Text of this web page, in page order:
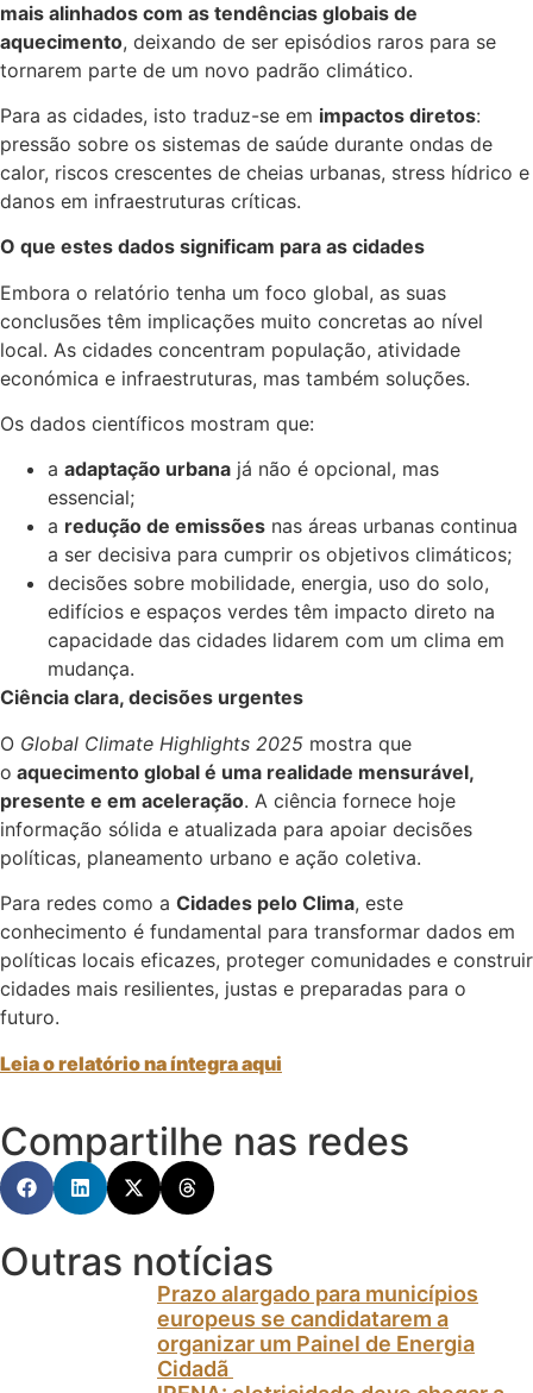
mais alinhados com as tendências globais de
aquecimento, deixando de ser episódios raros para se
tornarem parte de um novo padrão climático.
Para as cidades, isto traduz-se em impactos diretos:
pressão sobre os sistemas de saúde durante ondas de
calor, riscos crescentes de cheias urbanas, stress hídrico e
danos em infraestruturas críticas.
O que estes dados significam para as cidades
Embora o relatório tenha um foco global, as suas
conclusões têm implicações muito concretas ao nível
local. As cidades concentram população, atividade
económica e infraestruturas, mas também soluções.
Os dados científicos mostram que:
a adaptação urbana já não é opcional, mas
essencial;
a redução de emissões nas áreas urbanas continua
a ser decisiva para cumprir os objetivos climáticos;
decisões sobre mobilidade, energia, uso do solo,
edifícios e espaços verdes têm impacto direto na
capacidade das cidades lidarem com um clima em
mudança.
Ciência clara, decisões urgentes
O Global Climate Highlights 2025 mostra que
o aquecimento global é uma realidade mensurável,
presente e em aceleração. A ciência fornece hoje
informação sólida e atualizada para apoiar decisões
políticas, planeamento urbano e ação coletiva.
Para redes como a Cidades pelo Clima, este
conhecimento é fundamental para transformar dados em
políticas locais eficazes, proteger comunidades e construir
cidades mais resilientes, justas e preparadas para o
futuro.
Leia o relatório na íntegra aqui
Compartilhe nas redes
Outras notícias
Prazo alargado para municípios
europeus se candidatarem a
organizar um Painel de Energia
Cidadã